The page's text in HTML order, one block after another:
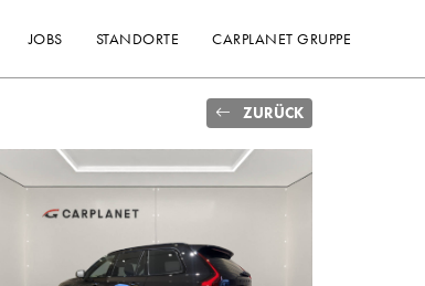
JOBS STANDORTE CARPLANET GRUPPE
ZURÜCK